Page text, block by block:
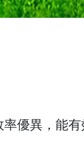
優異，能